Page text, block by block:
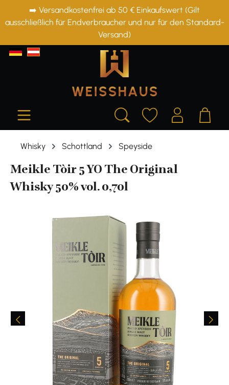
springen
➡️ Versandkostenfrei ab 50 € Einkaufswert (Gilt
ausschließlich für Endverbraucher und nur für den Standard-
Versand)
Whisky Schottland Speyside
Meikle Tòir 5 YO The Original
Whisky 50% vol. 0,70l
Bildergalerie überspringen